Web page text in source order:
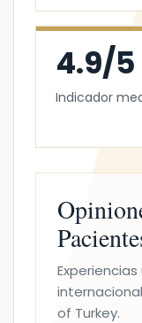
4.9/5
Indicador
of Turkey.